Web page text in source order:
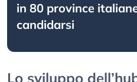
in 80 province
candidarsi
Lo sviluppo